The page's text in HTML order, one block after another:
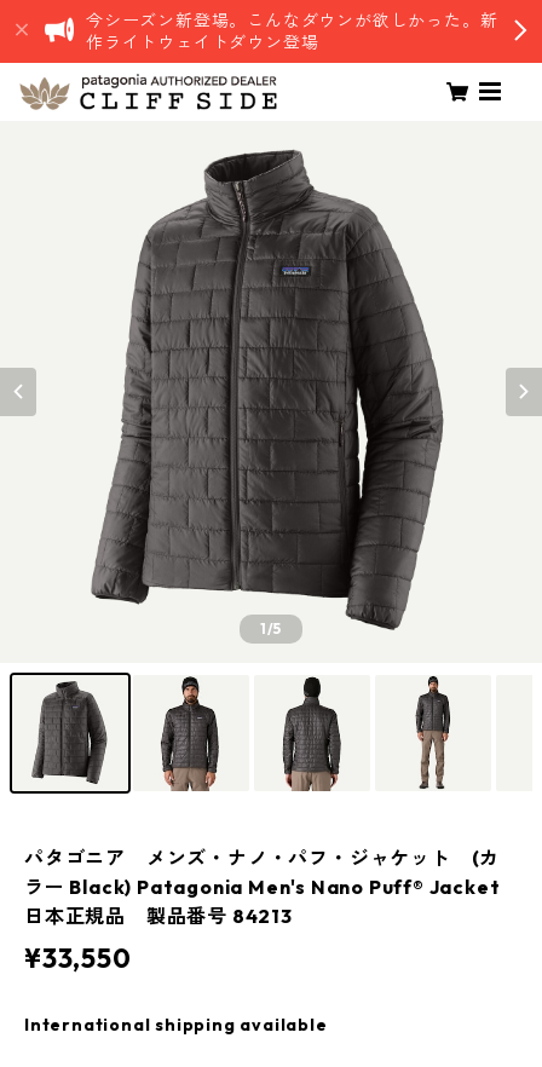
今シーズン新登場。こんなダウンが欲しかった。新
作ライトウェイトダウン登場
1/5
パタゴニア メンズ・ナノ・パフ・ジャケット (カ
ラー Black) Patagonia Men's Nano Puff® Jacket
日本正規品 製品番号 84213
¥33,550
International shipping available